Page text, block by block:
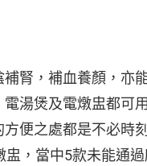
腎，補血養顏，亦
湯煲及電燉盅都可
便之處都是不必時
盅，當中5款未能通